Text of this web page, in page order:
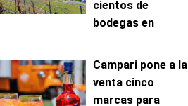
cientos de
bodegas en
Campari pone a la
venta cinco
marcas para